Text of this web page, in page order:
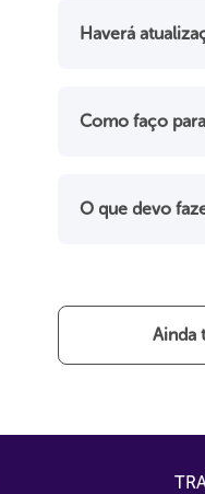
Haverá
Como faço
O que devo
Ainda